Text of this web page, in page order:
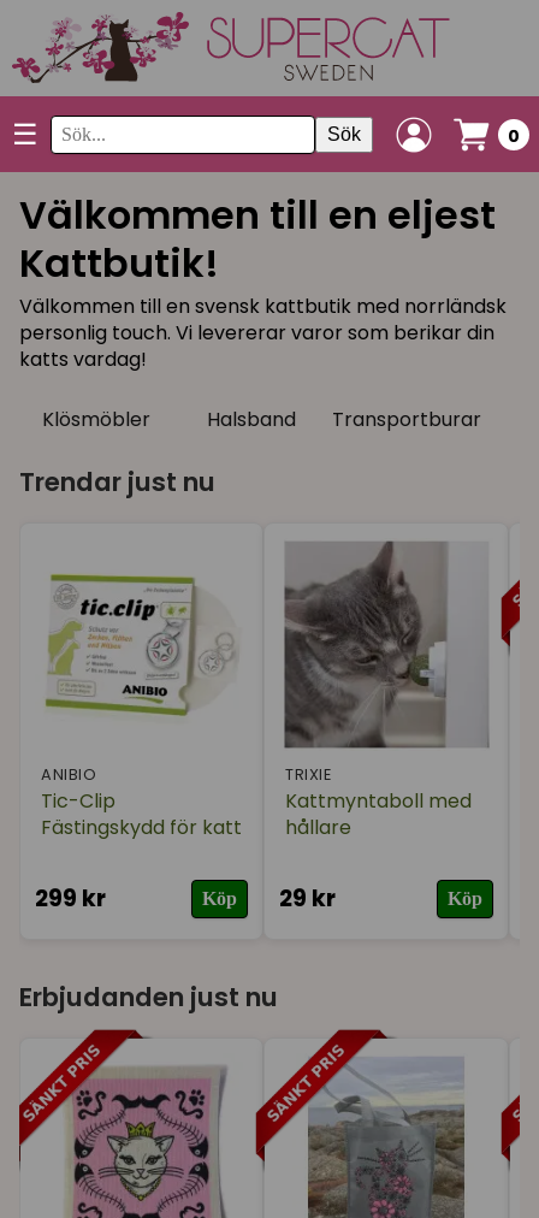
☰ Sök 0
Välkommen till en eljest
Kattbutik!
Välkommen till en svensk kattbutik med norrländsk
personlig touch. Vi levererar varor som berikar din
katts vardag!
Klösmöbler Halsband Transportburar
Trendar just nu
ANIBIO
Tic-Clip
Fästingskydd för katt
299 kr Köp
TRIXIE
Kattmyntaboll med
hållare
29 kr Köp
Kattiga prylar till
kattälskaren
Shoppa nu→
Många köper
just nu
Kattleksaker
Kattgodis
Kattprylar till hemmet
Erbjudanden just nu